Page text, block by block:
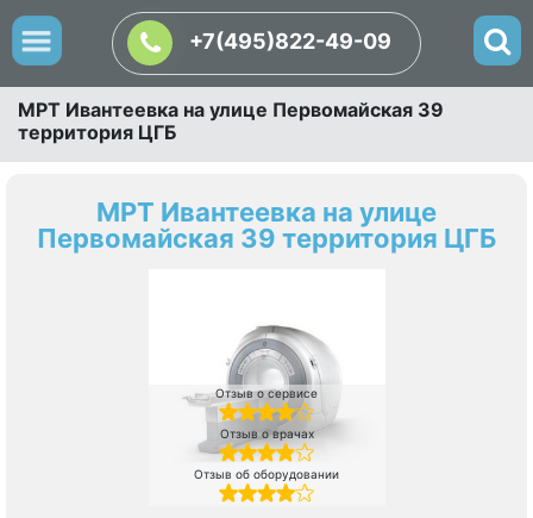
+7(495)822-49-09
МРТ Ивантеевка на улице Первомайская 39
территория ЦГБ
МРТ Ивантеевка на улице
Первомайская 39 территория ЦГБ
Отзыв о сервисе
Отзыв о врачах
Отзыв об оборудовании